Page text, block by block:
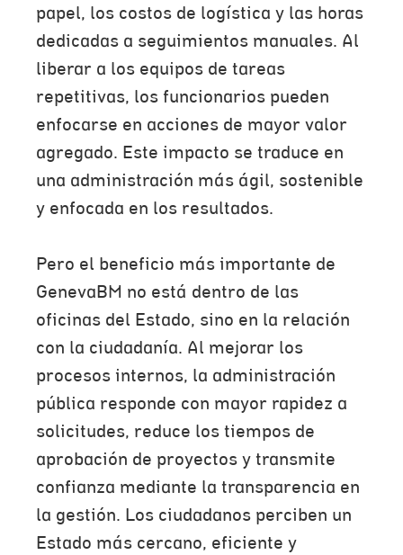
papel, los costos de logística y las horas
dedicadas a seguimientos manuales. Al
liberar a los equipos de tareas
repetitivas, los funcionarios pueden
enfocarse en acciones de mayor valor
agregado. Este impacto se traduce en
una administración más ágil, sostenible
y enfocada en los resultados.
Pero el beneficio más importante de
GenevaBM no está dentro de las
oficinas del Estado, sino en la relación
con la ciudadanía. Al mejorar los
procesos internos, la administración
pública responde con mayor rapidez a
solicitudes, reduce los tiempos de
aprobación de proyectos y transmite
confianza mediante la transparencia en
la gestión. Los ciudadanos perciben un
Estado más cercano, eficiente y